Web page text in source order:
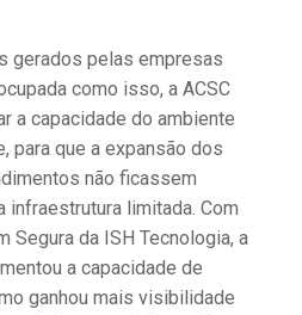
gerados pelas empresas
como isso, a ACSC
a capacidade do ambiente
para que a expansão dos
não ficassem
infraestrutura limitada. Com
Segura da ISH Tecnologia, a
a capacidade de
ganhou mais visibilidade